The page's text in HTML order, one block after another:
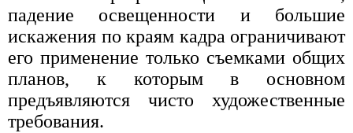
падение освещенности и большие
искажения по краям кадра ограничивают
его применение только съемками общих
планов, к которым в основном
предъявляются чисто художественные
требования.